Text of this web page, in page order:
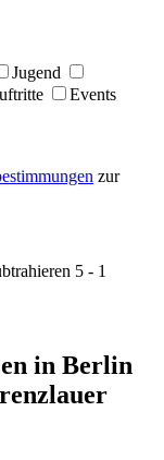
Jugend
Events
zur
5 - 1
in Berlin